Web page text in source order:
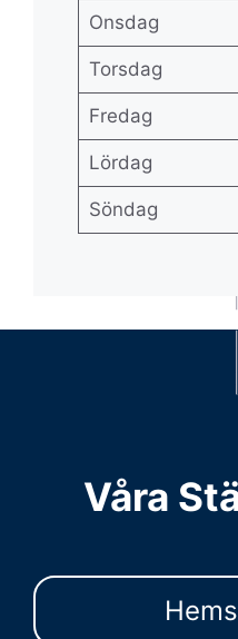
Onsdag
Torsdag
Fredag
Lördag
Söndag
Våra